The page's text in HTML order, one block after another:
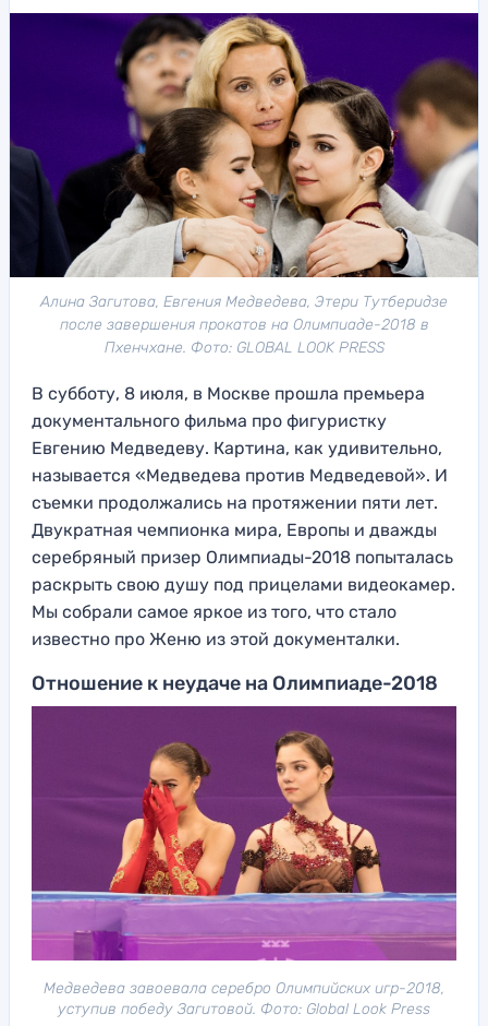
Алина Загитова, Евгения Медведева, Этери Тутберидзе
после завершения прокатов на Олимпиаде-2018 в
Пхенчхане. Фото: GLOBAL LOOK PRESS
В субботу, 8 июля, в Москве прошла премьера
документального фильма про фигуристку
Евгению Медведеву. Картина, как удивительно,
называется «Медведева против Медведевой». И
съемки продолжались на протяжении пяти лет.
Двукратная чемпионка мира, Европы и дважды
серебряный призер Олимпиады-2018 попыталась
раскрыть свою душу под прицелами видеокамер.
Мы собрали самое яркое из того, что стало
известно про Женю из этой документалки.
Отношение к неудаче на Олимпиаде-2018
Медведева завоевала серебро Олимпийских игр-2018,
уступив победу Загитовой. Фото: Global Look Press